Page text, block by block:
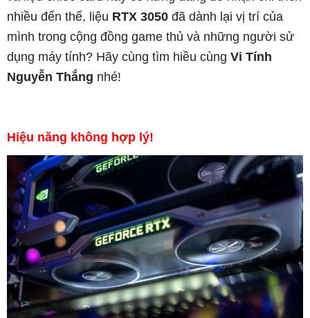
nhiều đến thế, liệu RTX 3050 đã dành lại vị trí của
mình trong cộng đồng game thủ và những người sử
dụng máy tính? Hãy cùng tìm hiều cùng Vi Tính
Nguyễn Thắng nhé!
Hiệu năng không hợp lý!